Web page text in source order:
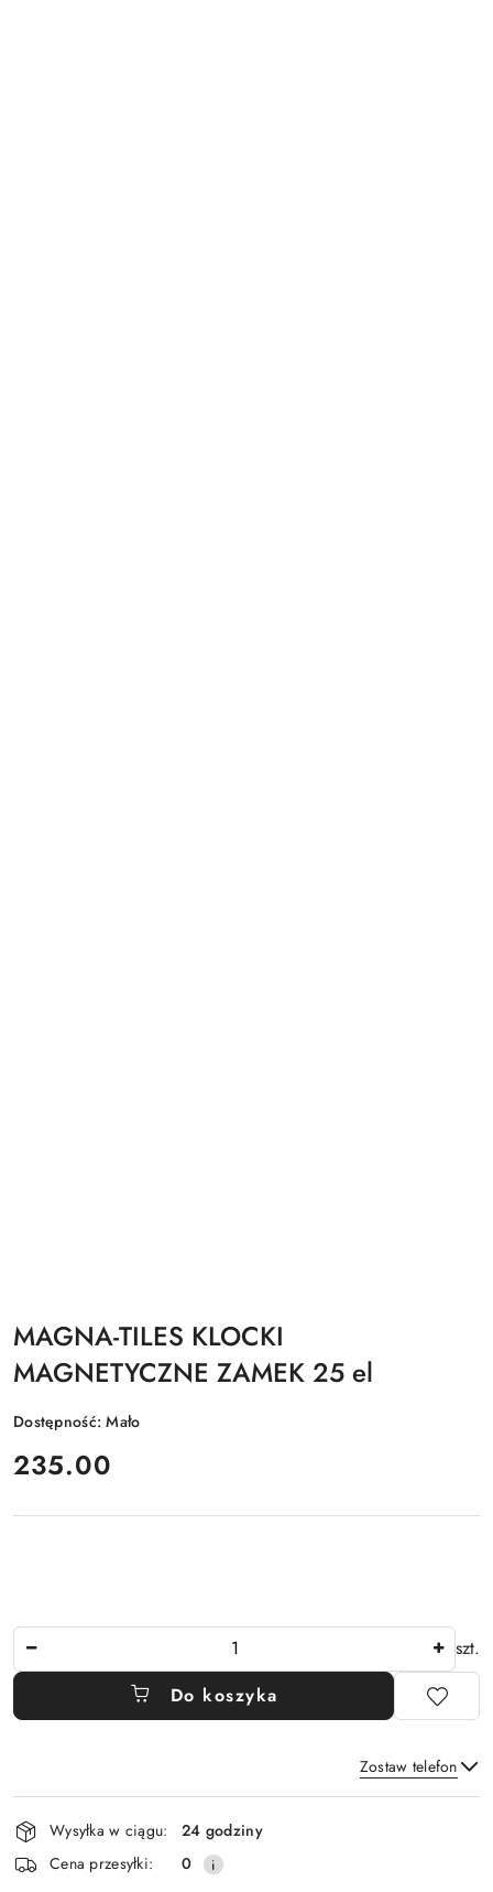
MAGNA-TILES KLOCKI
MAGNETYCZNE ZAMEK 25 el
Dostępność:Mało
cena:
235.00
szt.
Do koszyka
Zostaw telefon
Wyślij
Dostępność
i
dostawa
Wysyłka w ciągu:
24 godziny
Cena przesyłki:
0